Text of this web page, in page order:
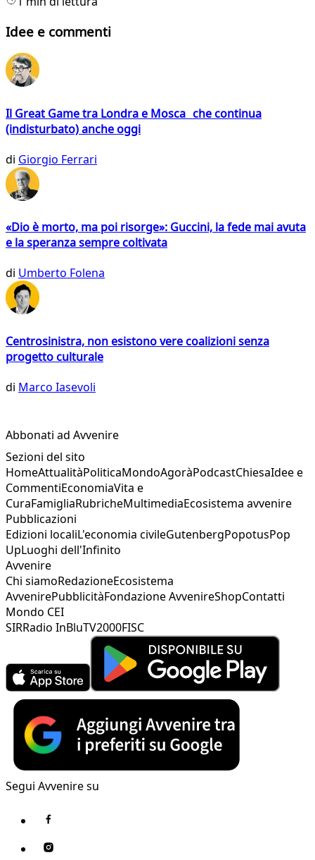
Idee e commenti
Il Great Game tra Londra e Mosca che continua
(indisturbato) anche oggi
di Giorgio Ferrari
«Dio è morto, ma poi risorge»: Guccini, la fede mai avuta
e la speranza sempre coltivata
di Umberto Folena
Centrosinistra, non esistono vere coalizioni senza
progetto culturale
di Marco Iasevoli
Abbonati ad Avvenire
Sezioni del sito
HomeAttualitàPoliticaMondoAgoràPodcastChiesaIdee e
CommentiEconomiaVita e
CuraFamigliaRubricheMultimediaEcosistema avvenire
Pubblicazioni
Edizioni localiL'economia civileGutenbergPopotusPop
UpLuoghi dell'Infinito
Avvenire
Chi siamoRedazioneEcosistema
AvvenirePubblicitàFondazione AvvenireShopContatti
Mondo CEI
SIRRadio InBluTV2000FISC
Segui Avvenire su